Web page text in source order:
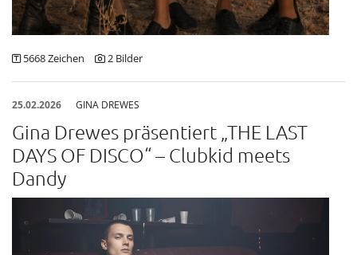
5668 Zeichen 2 Bilder
25.02.2026 GINA DREWES
Gina Drewes präsentiert „THE LAST
DAYS OF DISCO“ – Clubkid meets
Dandy